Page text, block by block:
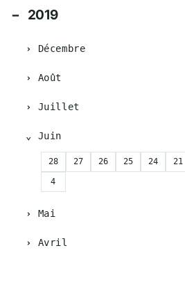
2019
Décembre
Août
Juillet
Juin
28 27 26 25 24 21
4
Mai
Avril